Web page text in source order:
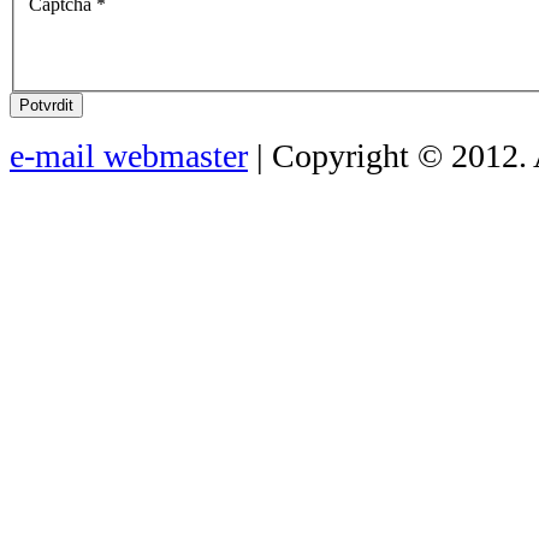
Captcha *
Potvrdit
e-mail webmaster | Copyright © 2012.